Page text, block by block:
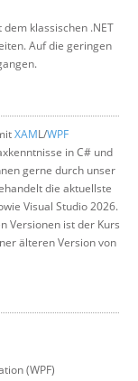
klassischen .NET
Auf die geringen
XAML/WPF
in C# und
gerne durch unser
die aktuellste
Visual Studio 2026.
Versionen ist der Kurs
älteren Version von
(WPF)